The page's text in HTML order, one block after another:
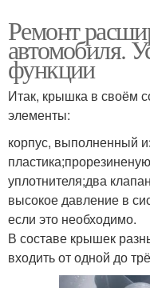
Ремонт
автомобиля.
функции
Итак, крышка в своём
элементы:
корпус, выполненный
уплотнителя;два
высокое давление в
если это необходимо.
В составе крышек
входить от одной до